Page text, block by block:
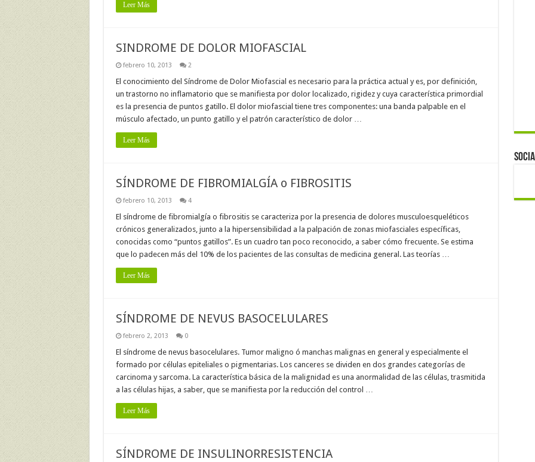
Leer Más
SINDROME DE DOLOR MIOFASCIAL
febrero 10, 2013 2
El conocimiento del Síndrome de Dolor Miofascial es necesario para la práctica actual y es, por definición,
un trastorno no inflamatorio que se manifiesta por dolor localizado, rigidez y cuya característica primordial
es la presencia de puntos gatillo. El dolor miofascial tiene tres componentes: una banda palpable en el
músculo afectado, un punto gatillo y el patrón característico de dolor …
Leer Más
SÍNDROME DE FIBROMIALGÍA o FIBROSITIS
febrero 10, 2013 4
El síndrome de fibromialgía o fibrositis se caracteriza por la presencia de dolores musculoesqueléticos
crónicos generalizados, junto a la hipersensibilidad a la palpación de zonas miofasciales específicas,
conocidas como “puntos gatillos”. Es un cuadro tan poco reconocido, a saber cómo frecuente. Se estima
que lo padecen más del 10% de los pacientes de las consultas de medicina general. Las teorías …
Leer Más
SÍNDROME DE NEVUS BASOCELULARES
febrero 2, 2013 0
El síndrome de nevus basocelulares. Tumor maligno ó manchas malignas en general y especialmente el
formado por células epiteliales o pigmentarias. Los canceres se dividen en dos grandes categorías de
carcinoma y sarcoma. La característica básica de la malignidad es una anormalidad de las células, trasmitida
a las células hijas, a saber, que se manifiesta por la reducción del control …
Leer Más
SÍNDROME DE INSULINORRESISTENCIA